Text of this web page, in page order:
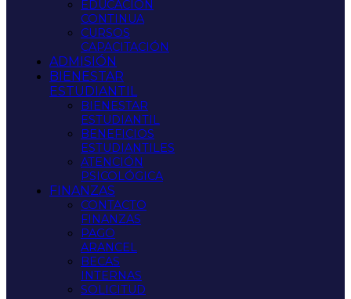
EDUCACIÓN
CONTINUA
CURSOS
CAPACITACIÓN
ADMISIÓN
BIENESTAR
ESTUDIANTIL
BIENESTAR
ESTUDIANTIL
BENEFICIOS
ESTUDIANTILES
ATENCIÓN
PSICOLÓGICA
FINANZAS
CONTACTO
FINANZAS
PAGO
ARANCEL
BECAS
INTERNAS
SOLICITUD